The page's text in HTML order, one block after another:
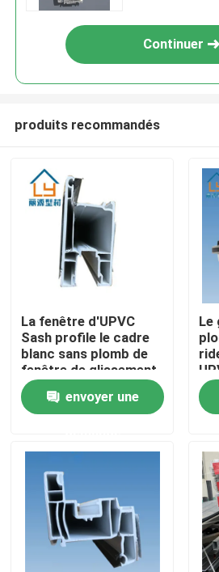
Maison
Produits
vidéos
Au sujet de nous
Visite d'usine
Continuer
produits recommandés
La fenêtre d'UPVC
Sash profile le cadre
blanc sans plomb de
fenêtre de glissement
envoyer une
Le